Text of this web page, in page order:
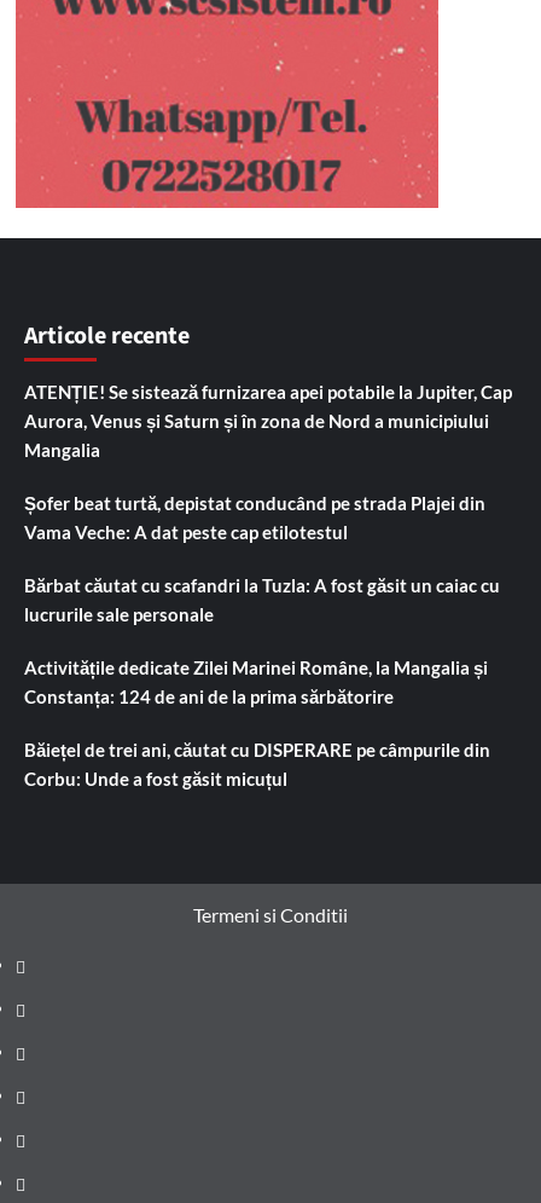
Articole recente
ATENȚIE! Se sistează furnizarea apei potabile la Jupiter, Cap
Aurora, Venus și Saturn și în zona de Nord a municipiului
Mangalia
Șofer beat turtă, depistat conducând pe strada Plajei din
Vama Veche: A dat peste cap etilotestul
Bărbat căutat cu scafandri la Tuzla: A fost găsit un caiac cu
lucrurile sale personale
Activitățile dedicate Zilei Marinei Române, la Mangalia și
Constanța: 124 de ani de la prima sărbătorire
Băiețel de trei ani, căutat cu DISPERARE pe câmpurile din
Corbu: Unde a fost găsit micuțul
Termeni si Conditii
Prima
pagină
Știri
de
ultima
Administrație
locală
Actualitate
Justiție
Cultura